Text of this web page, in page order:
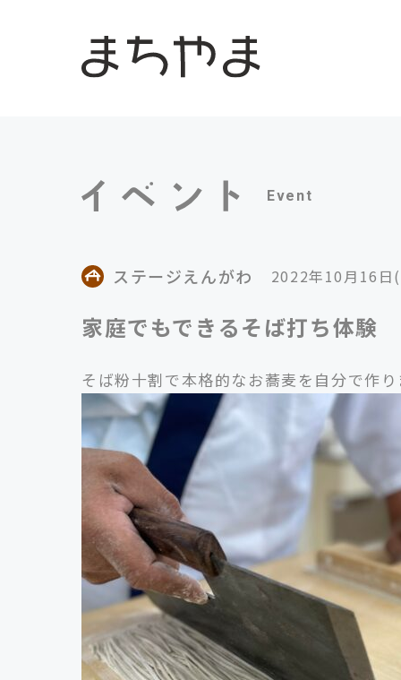
Event
ステージえんがわ 2022年10月16日
家庭でもできるそば打ち体験
そば粉十割で本格的なお蕎麦を自分で作